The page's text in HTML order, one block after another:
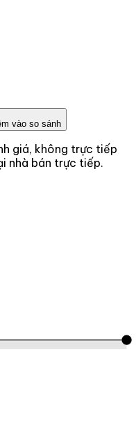
vào so sánh
giá, không trực tiếp
nhà bán trực tiếp.